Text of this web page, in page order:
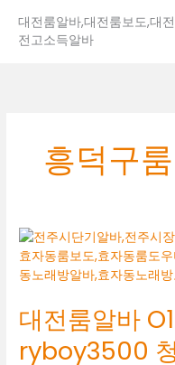
대전룸알바,대전룸보도,대
전고소득알바
흥덕구
대전룸알바
ryboy3500
대
전
룸
바
O1O.2062.3474
k